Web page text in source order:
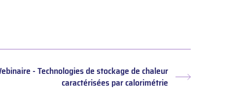
Article
- Technologies de stockage de chaleur
caractérisées par calorimétrie